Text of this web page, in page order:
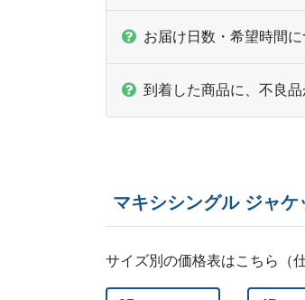
お届け日数・希望時間に
到着した商品に、不良
マキシシングル ジャ
サイズ別の価格表はこちら（